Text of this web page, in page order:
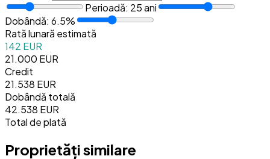
Perioadă: 25ani
Dobândă: 6.5%
Rată lunară estimată
142 EUR
21.000 EUR
Credit
21.538 EUR
Dobândă totală
42.538 EUR
Total de plată
Proprietăți similare